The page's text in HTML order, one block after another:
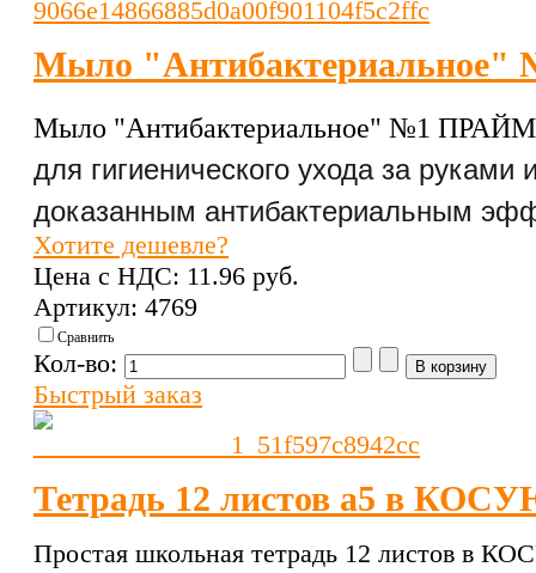
Мыло
Мыло "Антибактериальное" №1
для гигиенического ухода за
доказанным антибактериальным
Хотите дешевле?
Цена с НДС: 11.96 pуб.
Артикул: 4769
Сравнить
Кол-во:
Быстрый заказ
Тетрадь 12 листов а5 в
Простая школьная тетрадь 12 листов в